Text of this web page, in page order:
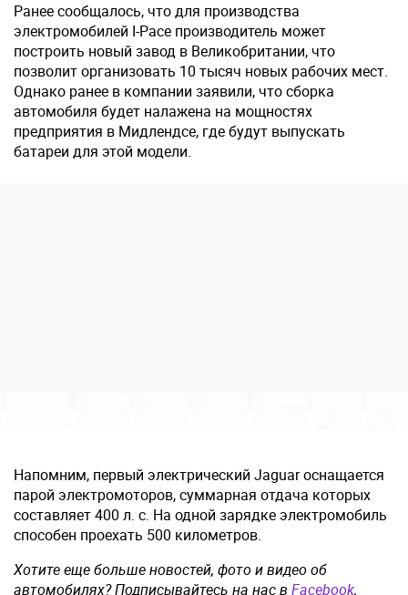
Ранее сообщалось, что для производства
электромобилей I-Pace производитель может
построить новый завод в Великобритании, что
позволит организовать 10 тысяч новых рабочих мест.
Однако ранее в компании заявили, что сборка
автомобиля будет налажена на мощностях
предприятия в Мидлендсе, где будут выпускать
батареи для этой модели.
Напомним, первый электрический Jaguar оснащается
парой электромоторов, суммарная отдача которых
составляет 400 л. с. На одной зарядке электромобиль
способен проехать 500 километров.
Хотите еще больше новостей, фото и видео об
автомобилях? Подписывайтесь на нас в Facebook,